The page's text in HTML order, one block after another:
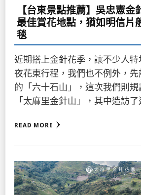
【台東景點推薦】吳忠憲金
最佳賞花地點，猶如明信片
毯
近期搭上金針花季，讓不少人
夜花東行程，我們也不例外，
的「六十石山」，這次我們則
「太麻里金針山」，其中造訪
READ MORE